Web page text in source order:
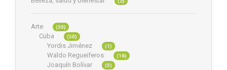
Arte (50)
Cuba (50)
Yordis Jiménez (1)
Waldo Regueiferos (16)
Joaquín Bolívar (5)